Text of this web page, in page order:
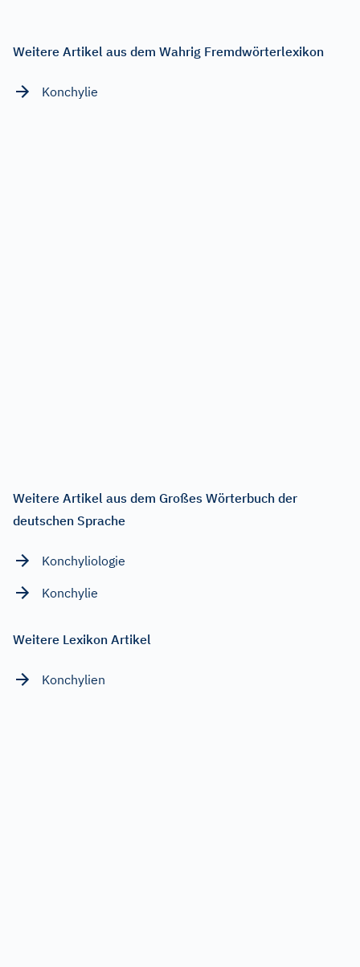
Weitere Artikel aus dem Wahrig Fremdwörterlexikon
Konchylie
Weitere Artikel aus dem Großes Wörterbuch der
deutschen Sprache
Konchyliologie
Konchylie
Weitere Lexikon Artikel
Konchylien